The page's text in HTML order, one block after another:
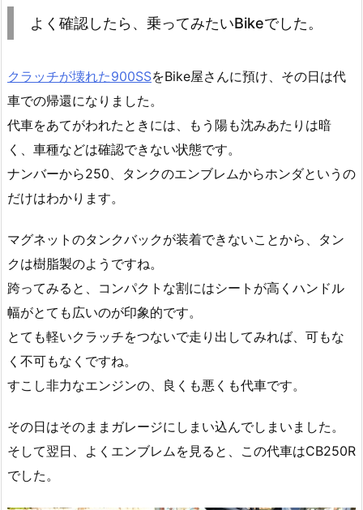
よく確認したら、乗ってみたいBikeでした。
クラッチが壊れた900SSをBike屋さんに預け、その日は代
車での帰還になりました。
代車をあてがわれたときには、もう陽も沈みあたりは暗
く、車種などは確認できない状態です。
ナンバーから250、タンクのエンブレムからホンダというの
だけはわかります。
マグネットのタンクバックが装着できないことから、タン
クは樹脂製のようですね。
跨ってみると、コンパクトな割にはシートが高くハンドル
幅がとても広いのが印象的です。
とても軽いクラッチをつないで走り出してみれば、可もな
く不可もなくですね。
すこし非力なエンジンの、良くも悪くも代車です。
その日はそのままガレージにしまい込んでしまいました。
そして翌日、よくエンブレムを見ると、この代車はCB250R
でした。